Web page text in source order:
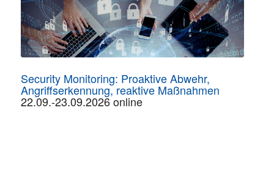
Security Monitoring: Proaktive Abwehr,
Angriffserkennung, reaktive Maßnahmen
22.09.-23.09.2026 online